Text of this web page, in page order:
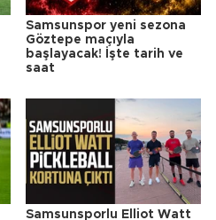
Samsunspor yeni sezona
Göztepe maçıyla
başlayacak! İşte tarih ve
saat
Samsunsporlu Elliot Watt